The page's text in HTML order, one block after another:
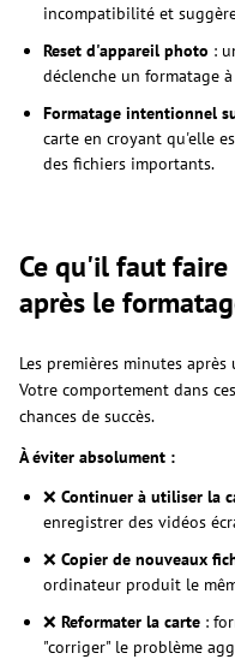
incompatibilité et
Reset d'appareil photo :
déclenche un formatage
Formatage intentionnel
carte en croyant qu'elle
des fichiers importants.
Ce qu'il faut
après le
Les premières minutes
Votre comportement dans
chances de succès.
À éviter absolument :
❌ Continuer à utiliser la
enregistrer des vidéos
❌ Copier de nouveaux
ordinateur produit le
❌ Reformater la carte :
"corriger" le problème